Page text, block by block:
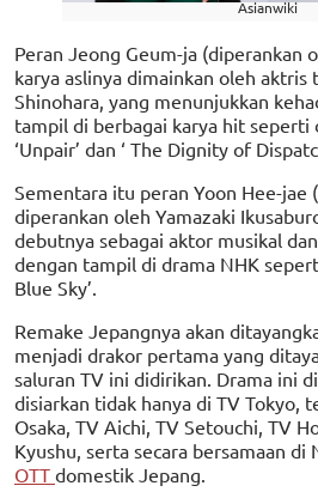
Asianwiki
Peran Jeong Geum-ja (diperankan
karya aslinya dimainkan oleh aktris
Shinohara, yang menunjukkan
tampil di berbagai karya hit seperti
‘Unpair’ dan ‘ The Dignity of
Sementara itu peran Yoon Hee-jae
diperankan oleh Yamazaki
debutnya sebagai aktor musikal
dengan tampil di drama NHK
Blue Sky’.
Remake Jepangnya akan
menjadi drakor pertama yang
saluran TV ini didirikan. Drama ini
disiarkan tidak hanya di TV Tokyo,
Osaka, TV Aichi, TV Setouchi, TV
Kyushu, serta secara bersamaan
OTT domestik Jepang.